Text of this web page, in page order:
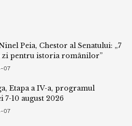
Peia, Chestor al Senatului: „7
zi pentru istoria românilor”
07
Etapa a IV-a, programul
7-10 august 2026
07